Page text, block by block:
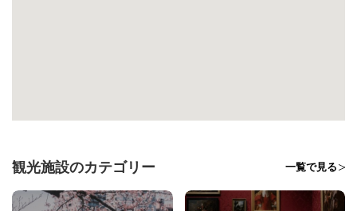
観光施設のカテゴリー 一覧で見る